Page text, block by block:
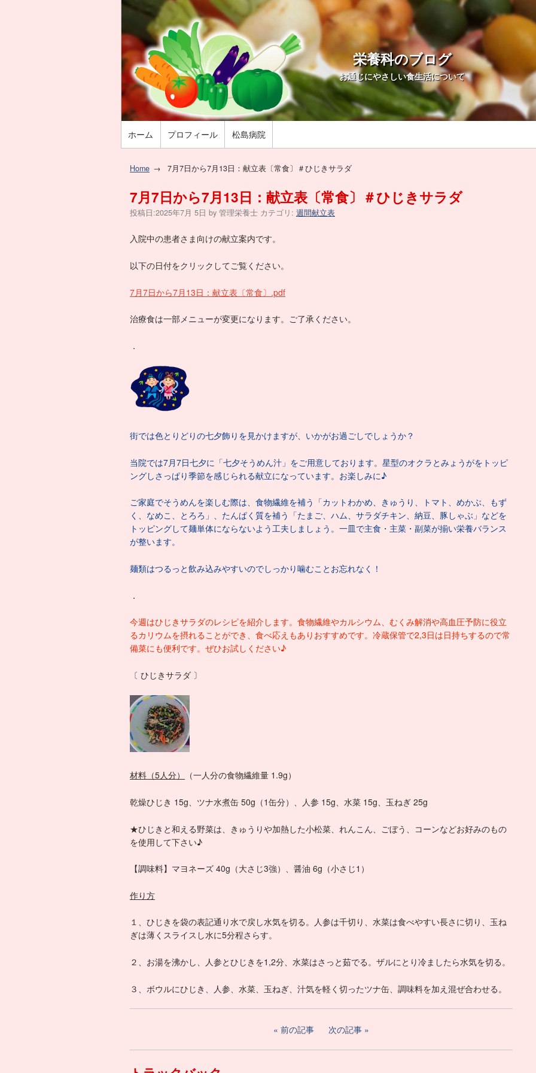
栄養科のブログ
お通じにやさしい食生活について
ホーム プロフィール 松島病院
Home 7月7日から7月13日：献立表〔常食〕＃ひじきサラダ
7月7日から7月13日：献立表〔常食〕＃ひじきサラダ
投稿日:2025年7月 5日 by 管理栄養士 カテゴリ: 週間献立表
入院中の患者さま向けの献立案内です。
以下の日付をクリックしてご覧ください。
7月7日から7月13日：献立表〔常食〕.pdf
治療食は一部メニューが変更になります。ご了承ください。
．
街では色とりどりの七夕飾りを見かけますが、いかがお過ごしでしょうか？
当院では7月7日七夕に「七夕そうめん汁」をご用意しております。星型のオクラとみょうがをトッピ
ングしさっぱり季節を感じられる献立になっています。お楽しみに♪
ご家庭でそうめんを楽しむ際は、食物繊維を補う「カットわかめ、きゅうり、トマト、めかぶ、もず
く、なめこ、とろろ」、たんぱく質を補う「たまご、ハム、サラダチキン、納豆、豚しゃぶ」などを
トッピングして麺単体にならないよう工夫しましょう。一皿で主食・主菜・副菜が揃い栄養バランス
が整います。
麺類はつるっと飲み込みやすいのでしっかり噛むことお忘れなく！
．
今週はひじきサラダのレシピを紹介します。食物繊維やカルシウム、むくみ解消や高血圧予防に役立
るカリウムを摂れることができ、食べ応えもありおすすめです。冷蔵保管で2,3日は日持ちするので常
備菜にも便利です。ぜひお試しください♪
〔 ひじきサラダ 〕
材料（5人分） （一人分の食物繊維量 1.9g）
乾燥ひじき 15g、ツナ水煮缶 50g（1缶分）、人参 15g、水菜 15g、玉ねぎ 25g
★ひじきと和える野菜は、きゅうりや加熱した小松菜、れんこん、ごぼう、コーンなどお好みのもの
を使用して下さい♪
【調味料】マヨネーズ 40g（大さじ3強）、醤油 6g（小さじ1）
作り方
１、ひじきを袋の表記通り水で戻し水気を切る。人参は千切り、水菜は食べやすい長さに切り、玉ね
ぎは薄くスライスし水に5分程さらす。
２、お湯を沸かし、人参とひじきを1,2分、水菜はさっと茹でる。ザルにとり冷ましたら水気を切る。
３、ボウルにひじき、人参、水菜、玉ねぎ、汁気を軽く切ったツナ缶、調味料を加え混ぜ合わせる。
前の記事 次の記事